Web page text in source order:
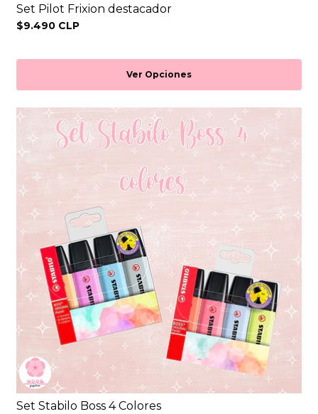
Set Pilot Frixion destacador
$9.490 CLP
Ver Opciones
Set Stabilo Boss 4 Colores